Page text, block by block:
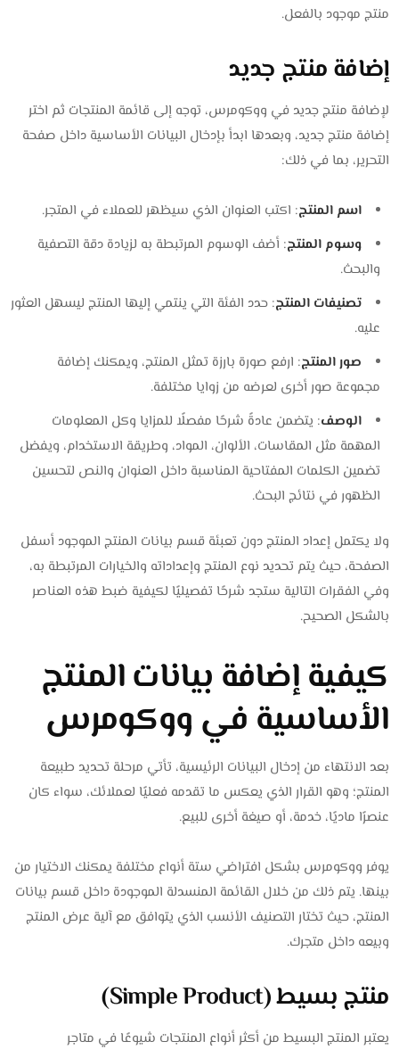
منتج موجود بالفعل.
إضافة منتج جديد
لإضافة منتج جديد في ووكومرس، توجه إلى قائمة المنتجات ثم اختر
إضافة منتج جديد، وبعدها ابدأ بإدخال البيانات الأساسية داخل صفحة
التحرير، بما في ذلك:
اسم المنتج: اكتب العنوان الذي سيظهر للعملاء في المتجر.
وسوم المنتج: أضف الوسوم المرتبطة به لزيادة دقة التصفية
والبحث.
تصنيفات المنتج: حدد الفئة التي ينتمي إليها المنتج ليسهل العثور
عليه.
صور المنتج: ارفع صورة بارزة تمثل المنتج، ويمكنك إضافة
مجموعة صور أخرى لعرضه من زوايا مختلفة.
الوصف: يتضمن عادةً شرحًا مفصلًا للمزايا وكل المعلومات
المهمة مثل المقاسات، الألوان، المواد، وطريقة الاستخدام، ويفضل
تضمين الكلمات المفتاحية المناسبة داخل العنوان والنص لتحسين
الظهور في نتائج البحث.
ولا يكتمل إعداد المنتج دون تعبئة قسم بيانات المنتج الموجود أسفل
الصفحة، حيث يتم تحديد نوع المنتج وإعداداته والخيارات المرتبطة به،
وفي الفقرات التالية ستجد شرحًا تفصيليًا لكيفية ضبط هذه العناصر
بالشكل الصحيح.
كيفية إضافة بيانات المنتج
الأساسية في ووكومرس
بعد الانتهاء من إدخال البيانات الرئيسية، تأتي مرحلة تحديد طبيعة
المنتج؛ وهو القرار الذي يعكس ما تقدمه فعليًا لعملائك، سواء كان
عنصرًا ماديًا، خدمة، أو صيغة أخرى للبيع.
يوفر ووكومرس بشكل افتراضي ستة أنواع مختلفة يمكنك الاختيار من
بينها. يتم ذلك من خلال القائمة المنسدلة الموجودة داخل قسم بيانات
المنتج، حيث تختار التصنيف الأنسب الذي يتوافق مع آلية عرض المنتج
وبيعه داخل متجرك.
منتج بسيط (Simple Product)
يعتبر المنتج البسيط من أكثر أنواع المنتجات شيوعًا في متاجر